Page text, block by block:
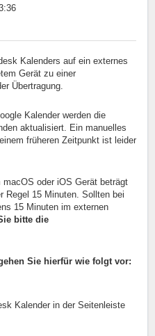
Kalenders auf ein externes
Gerät zu einer
Übertragung.
Kalender werden die
aktualisiert. Ein manuelles
früheren Zeitpunkt ist leider
oder iOS Gerät beträgt
Regel 15 Minuten. Sollten bei
15 Minuten im externen
bitte die
Sie hierfür wie folgt vor:
Kalender in der Seitenleiste